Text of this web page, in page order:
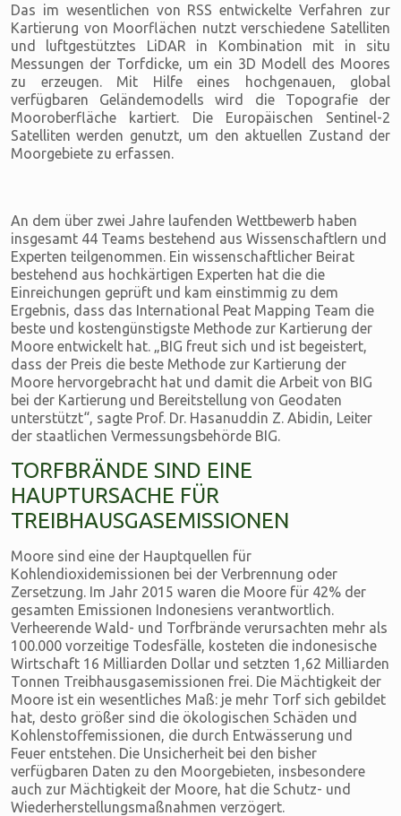
Das im wesentlichen von RSS entwickelte Verfahren zur
Kartierung von Moorflächen nutzt verschiedene Satelliten
und luftgestütztes LiDAR in Kombination mit in situ
Messungen der Torfdicke, um ein 3D Modell des Moores
zu erzeugen. Mit Hilfe eines hochgenauen, global
verfügbaren Geländemodells wird die Topografie der
Mooroberfläche kartiert. Die Europäischen Sentinel-2
Satelliten werden genutzt, um den aktuellen Zustand der
Moorgebiete zu erfassen.
An dem über zwei Jahre laufenden Wettbewerb haben
insgesamt 44 Teams bestehend aus Wissenschaftlern und
Experten teilgenommen. Ein wissenschaftlicher Beirat
bestehend aus hochkärtigen Experten hat die die
Einreichungen geprüft und kam einstimmig zu dem
Ergebnis, dass das International Peat Mapping Team die
beste und kostengünstigste Methode zur Kartierung der
Moore entwickelt hat. „BIG freut sich und ist begeistert,
dass der Preis die beste Methode zur Kartierung der
Moore hervorgebracht hat und damit die Arbeit von BIG
bei der Kartierung und Bereitstellung von Geodaten
unterstützt“, sagte Prof. Dr. Hasanuddin Z. Abidin, Leiter
der staatlichen Vermessungsbehörde BIG.
TORFBRÄNDE SIND EINE
HAUPTURSACHE FÜR
TREIBHAUSGASEMISSIONEN
Moore sind eine der Hauptquellen für
Kohlendioxidemissionen bei der Verbrennung oder
Zersetzung. Im Jahr 2015 waren die Moore für 42% der
gesamten Emissionen Indonesiens verantwortlich.
Verheerende Wald- und Torfbrände verursachten mehr als
100.000 vorzeitige Todesfälle, kosteten die indonesische
Wirtschaft 16 Milliarden Dollar und setzten 1,62 Milliarden
Tonnen Treibhausgasemissionen frei. Die Mächtigkeit der
Moore ist ein wesentliches Maß: je mehr Torf sich gebildet
hat, desto größer sind die ökologischen Schäden und
Kohlenstoffemissionen, die durch Entwässerung und
Feuer entstehen. Die Unsicherheit bei den bisher
verfügbaren Daten zu den Moorgebieten, insbesondere
auch zur Mächtigkeit der Moore, hat die Schutz- und
Wiederherstellungsmaßnahmen verzögert.